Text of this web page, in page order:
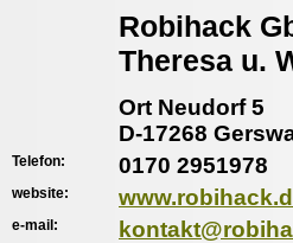
Robihack
Theresa u.
Ort Neudorf 5
D-17268
Telefon: 0170 2951978
website:
e-mail: